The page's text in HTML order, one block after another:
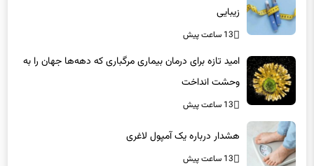
13 ساعت پیش
امید تازه برای درمان بیماری مرگباری که دهه‌ها جهان را به
وحشت انداخت
13 ساعت پیش
13 ساعت پیش